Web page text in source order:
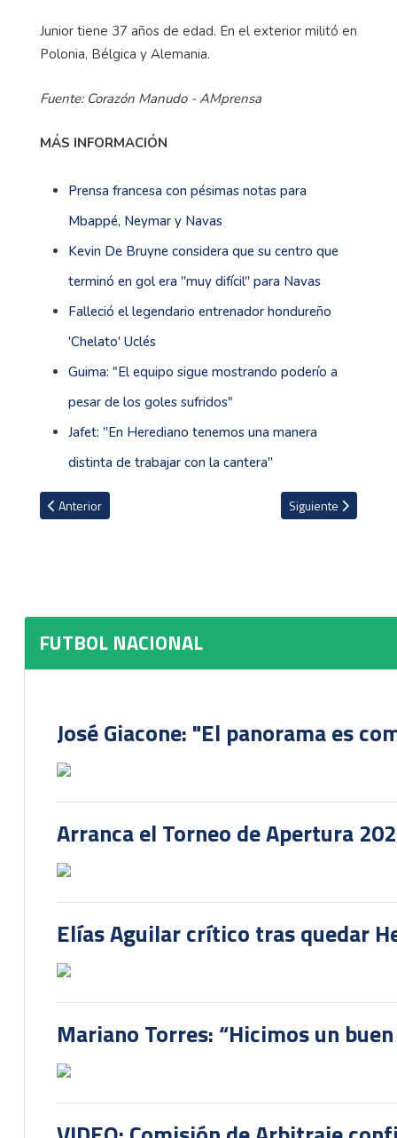
Junior tiene 37 años de edad. En el exterior militó en
Polonia, Bélgica y Alemania.
Fuente: Corazón Manudo - AMprensa
MÁS INFORMACIÓN
Prensa francesa con pésimas notas para
Mbappé, Neymar y Navas
Kevin De Bruyne considera que su centro que
terminó en gol era ''muy difícil'' para Navas
Falleció el legendario entrenador hondureño
'Chelato' Uclés
Guima: "El equipo sigue mostrando poderío a
pesar de los goles sufridos"
Jafet: ''En Herediano tenemos una manera
distinta de trabajar con la cantera''
Artículo anterior: Barrio México, el equipo de Liga de Ascenso
Anterior Artículo siguiente:
Siguiente
FUTBOL NACIONAL
José Giacone: "El panorama es
Arranca el Torneo de Apertura
Elías Aguilar crítico tras quedar
Mariano Torres: “Hicimos un